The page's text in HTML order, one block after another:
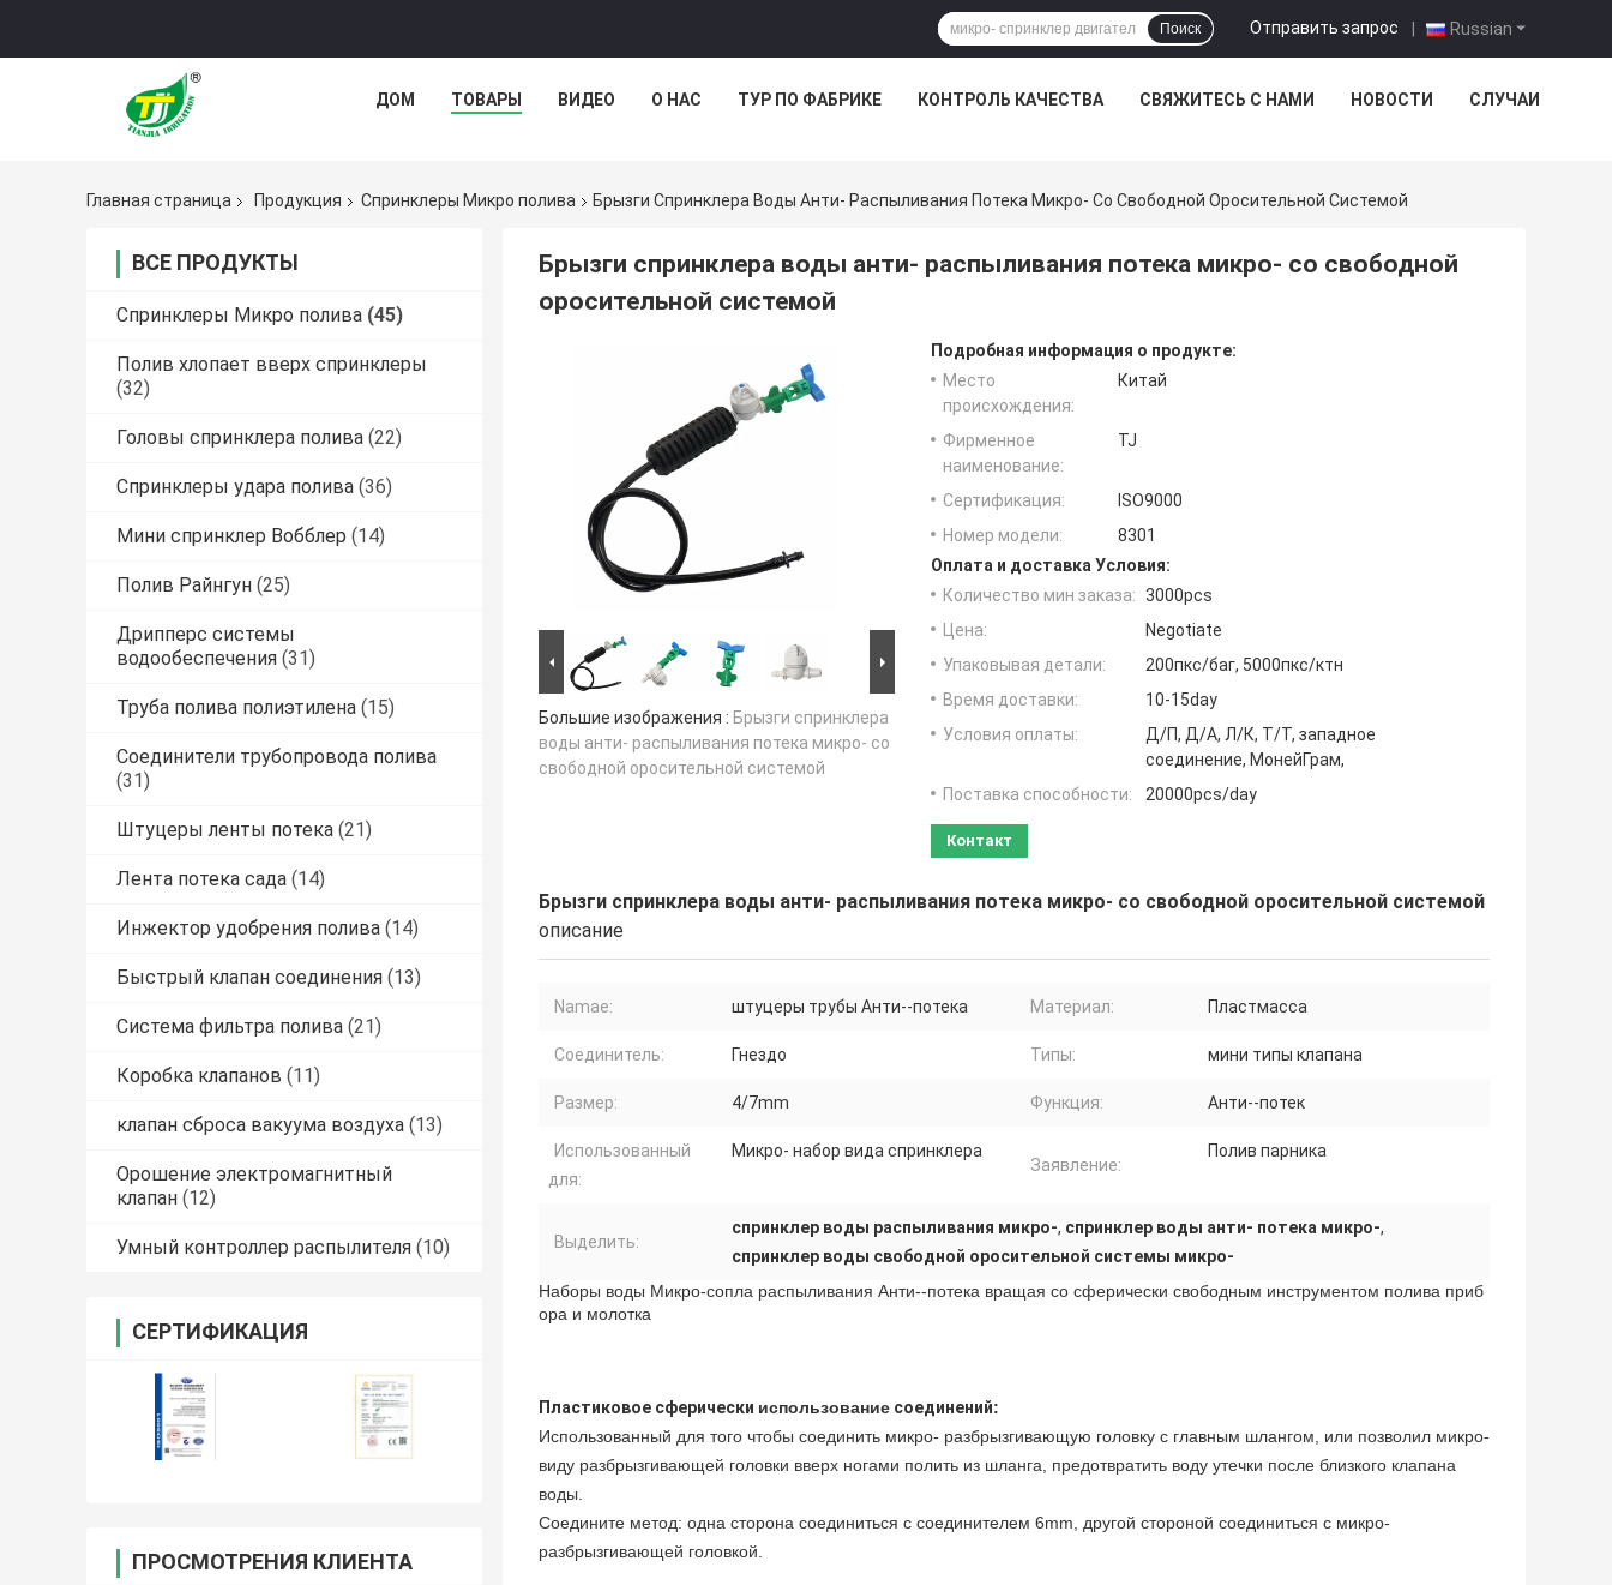
Russian
Отправить запрос |
Поиск
ДОМ ТОВАРЫ ВИДЕО О НАС ТУР ПО ФАБРИКЕ КОНТРОЛЬ КАЧЕСТВА СВЯЖИТЕСЬ С НАМИ НОВОСТИ СЛУЧАИ
Главная страница Продукция Спринклеры Микро полива Брызги Спринклера Воды Анти- Распыливания Потека Микро- Со Свободной Оросительной Системой
ВСЕ ПРОДУКТЫ
Спринклеры Микро полива (45)
Полив хлопает вверх спринклеры
(32)
Головы спринклера полива (22)
Спринклеры удара полива (36)
Мини спринклер Вобблер (14)
Полив Райнгун (25)
Дрипперс системы
водообеспечения (31)
Труба полива полиэтилена (15)
Соединители трубопровода полива
(31)
Штуцеры ленты потека (21)
Лента потека сада (14)
Инжектор удобрения полива (14)
Быстрый клапан соединения (13)
Система фильтра полива (21)
Коробка клапанов (11)
клапан сброса вакуума воздуха (13)
Орошение электромагнитный
клапан (12)
Умный контроллер распылителя (10)
СЕРТИФИКАЦИЯ
ПРОСМОТРЕНИЯ КЛИЕНТА
Брызги спринклера воды анти- распыливания потека микро- со свободной
оросительной системой
Большие изображения : Брызги спринклера
воды анти- распыливания потека микро- со
свободной оросительной системой
Подробная информация о продукте:
Место
происхождения:
Китай
Фирменное
наименование:
TJ
Сертификация:
ISO9000
Номер модели:
8301
Оплата и доставка Условия:
Количество мин заказа: 3000pcs
Цена:
Negotiate
Упаковывая детали:
200пкс/баг, 5000пкс/ктн
Время доставки:
10-15day
Условия оплаты:
Д/П, Д/А, Л/К, Т/Т, западное
соединение, МонейГрам,
Поставка способности:
20000pcs/day
Контакт
Брызги спринклера воды анти- распыливания потека микро- со свободной оросительной системой
описание
Namae: штуцеры трубы Анти--потека Материал: Пластмасса
Соединитель: Гнездо Типы: мини типы клапана
Размер: 4/7mm Функция: Анти--потек
Использованный
для:
Микро- набор вида спринклера
Заявление:
Полив парника
Выделить:
спринклер воды распыливания микро-, спринклер воды анти- потека микро-,
спринклер воды свободной оросительной системы микро-
Наборы воды Микро-сопла распыливания Анти--потека вращая со сферически свободным инструментом полива приб
ора и молотка
Пластиковое сферически использование соединений:
Использованный для того чтобы соединить микро- разбрызгивающую головку с главным шлангом, или позволил микро-
виду разбрызгивающей головки вверх ногами полить из шланга, предотвратить воду утечки после близкого клапана
воды.
Соедините метод: одна сторона соединиться с соединителем 6mm, другой стороной соединиться с микро-
разбрызгивающей головкой.